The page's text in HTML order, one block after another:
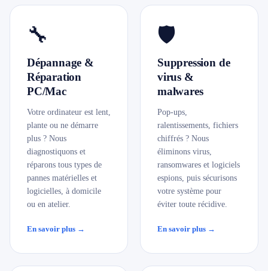
Jura & Plateau
Hors zone
→ Toutes les zones d'intervention (21 villes)
079 716 53 82
🔧
Dépannage &
Réparation
PC/Mac
Votre ordinateur est lent,
plante ou ne démarre
plus ? Nous
diagnostiquons et
réparons tous types de
pannes matérielles et
logicielles, à domicile
ou en atelier.
En savoir plus →
🛡️
Suppression de
virus &
malwares
Pop-ups,
ralentissements, fichiers
chiffrés ? Nous
éliminons virus,
ransomwares et logiciels
espions, puis sécurisons
votre système pour
éviter toute récidive.
En savoir plus →